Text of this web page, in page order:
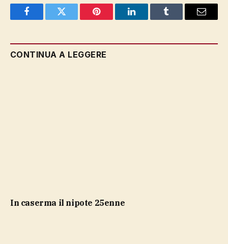
FacebookTwitter Pinterest LinkedInTumblr Email
CONTINUA A LEGGERE
in caserma il nipote 25enne